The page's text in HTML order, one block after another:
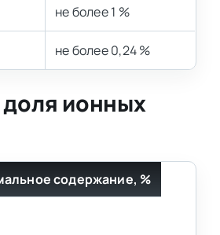
не более 1 %
не более 0,24 %
ионных
содержание, %